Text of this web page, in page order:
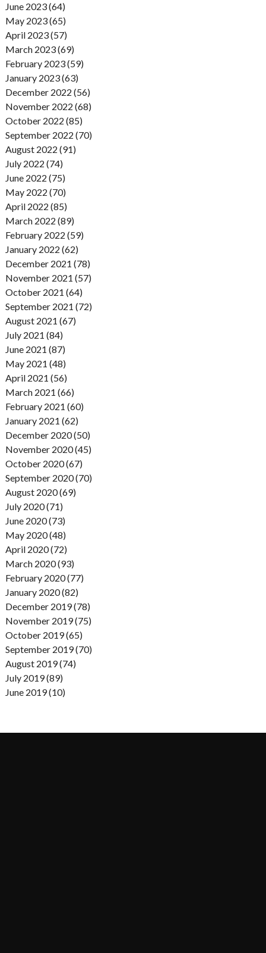
June 2023 (64)
May 2023 (65)
April 2023 (57)
March 2023 (69)
February 2023 (59)
January 2023 (63)
December 2022 (56)
November 2022 (68)
October 2022 (85)
September 2022 (70)
August 2022 (91)
July 2022 (74)
June 2022 (75)
May 2022 (70)
April 2022 (85)
March 2022 (89)
February 2022 (59)
January 2022 (62)
December 2021 (78)
November 2021 (57)
October 2021 (64)
September 2021 (72)
August 2021 (67)
July 2021 (84)
June 2021 (87)
May 2021 (48)
April 2021 (56)
March 2021 (66)
February 2021 (60)
January 2021 (62)
December 2020 (50)
November 2020 (45)
October 2020 (67)
September 2020 (70)
August 2020 (69)
July 2020 (71)
June 2020 (73)
May 2020 (48)
April 2020 (72)
March 2020 (93)
February 2020 (77)
January 2020 (82)
December 2019 (78)
November 2019 (75)
October 2019 (65)
September 2019 (70)
August 2019 (74)
July 2019 (89)
June 2019 (10)